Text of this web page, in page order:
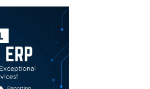
Print